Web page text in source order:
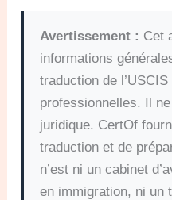
Avertissement : Cet
informations
traduction de
professionnelles. Il
juridique. CertOf
traduction et de
n’est ni un cabinet
en immigration, ni un